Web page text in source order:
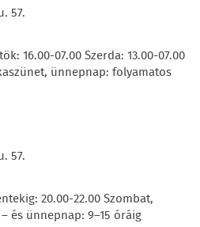
57.
16.00-07.00 Szerda: 13.00-07.00
ünnepnap: folyamatos
57.
20.00-22.00 Szombat,
és ünnepnap: 9–15 óráig